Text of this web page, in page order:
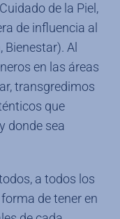
de la Piel,
de influencia al
Bienestar). Al
en las áreas
transgredimos
que
donde sea
a todos los
de tener en